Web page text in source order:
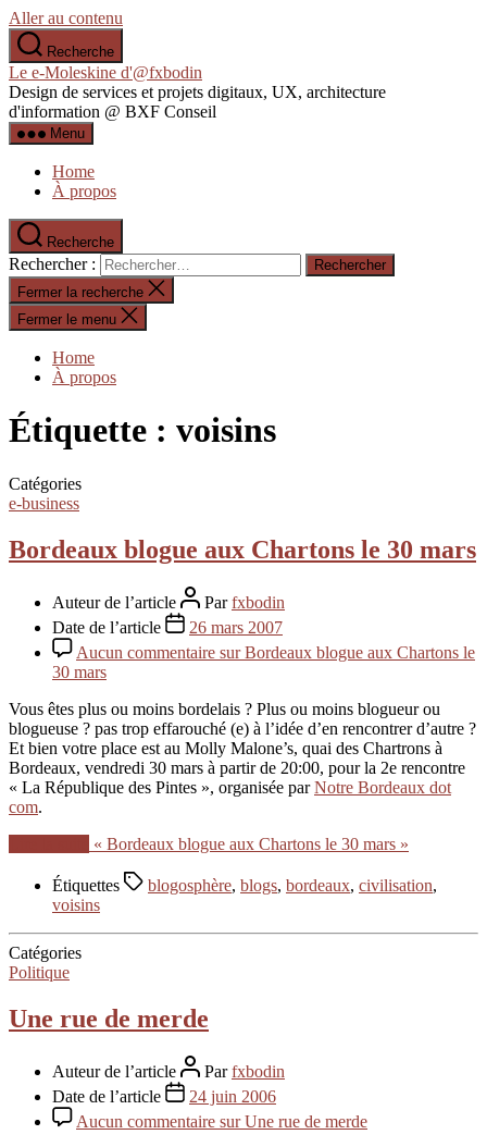
Aller au contenu
Recherche
Le e-Moleskine d'@fxbodin
Design de services et projets digitaux, UX, architecture
d'information @ BXF Conseil
Menu
Home
À propos
Recherche
Rechercher :
Fermer la recherche
Fermer le menu
Home
À propos
Étiquette : voisins
Catégories
e-business
Bordeaux blogue aux Chartons le 30 mars
Auteur de l’article Parfxbodin
Date de l’article
26 mars 2007
Aucun commentaire sur Bordeaux blogue aux Chartons le
30 mars
Vous êtes plus ou moins bordelais ? Plus ou moins blogueur ou
blogueuse ? pas trop effarouché (e) à l’idée d’en rencontrer d’autre ?
Et bien votre place est au Molly Malone’s, quai des Chartrons à
Bordeaux, vendredi 30 mars à partir de 20:00, pour la 2e rencontre
« La République des Pintes », organisée parNotre Bordeaux dot
com.
« Bordeaux blogue aux Chartons le 30 mars »
Étiquettes blogosphère, blogs, bordeaux, civilisation,
voisins
Catégories
Politique
Une rue de merde
Auteur de l’article Parfxbodin
Date de l’article
24 juin 2006
Aucun commentaire sur Une rue de merde